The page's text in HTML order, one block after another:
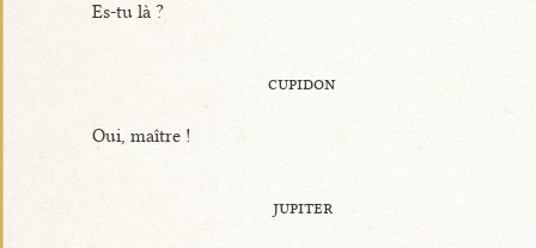
Es-tu là ?
cupidon
Oui, maître !
jupiter